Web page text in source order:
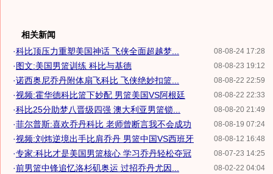
相关新闻
08-08-24 17:28
·科比顶压力重塑美国神话 飞侠全面超越梦...
08-08-23 19:12
·图文:美国男篮训练 科比与基德
08-08-22 22:59
·诺西奥尼乔丹附体扇飞科比 飞侠绝妙扣篮...
08-08-22 22:33
·视频:霍华德科比篮下妙配 男篮美国VS阿根廷
08-08-20 21:49
·科比25分助梦八晋级四强 澳大利亚男篮锁...
08-08-19 07:24
·菲尔普斯:喜欢乔丹科比 老师曾断言我不会成功
08-08-12 16:48
·视频:刘炜逆境出手比肩乔丹 男篮中国VS西班牙
08-07-23 14:25
·专家:科比才是美国男篮核心 学习乔丹轻松夺冠
08-02-22 04:04
·前男篮中锋追忆洛杉矶奥运 过招乔丹尤因...